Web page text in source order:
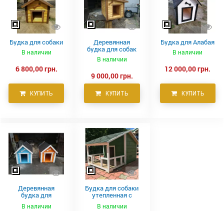
Будка для собаки
В наличии
6 800,00 грн.
КУПИТЬ
Деревянная
будка для собак
В наличии
9 000,00 грн.
КУПИТЬ
Будка для Алабая
В наличии
12 000,00 грн.
КУПИТЬ
Деревянная
будка для
крупных собак
В наличии
Будка для собаки
утепленная с
террасой
В наличии